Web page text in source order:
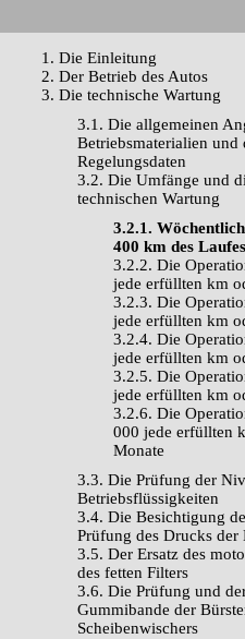
1. Die Einleitung
2. Der Betrieb des Autos
3. Die technische Wartung
3.1. Die allgemeinen
Betriebsmaterialien und
Regelungsdaten
3.2. Die Umfänge und
technischen Wartung
3.2.1.
400 km des Laufes
3.2.2. Die
jede erfüllten km
3.2.3. Die
jede erfüllten km
3.2.4. Die
jede erfüllten km
3.2.5. Die
jede erfüllten km
3.2.6. Die
000 jede erfüllten
Monate
3.3. Die Prüfung der
Betriebsflüssigkeiten
3.4. Die Besichtigung
Prüfung des Drucks der
3.5. Der Ersatz des
des fetten Filters
3.6. Die Prüfung und
Gummibande der
Scheibenwischers